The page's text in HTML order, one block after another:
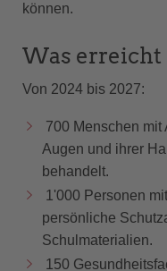
können.
Was erreicht
Von 2024 bis 2027:
700 Menschen
Augen und ihrer
behandelt.
1'000 Personen
persönliche
Schulmaterialien.
150